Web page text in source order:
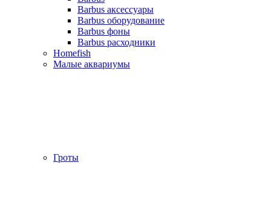
Barbus аксессуары
Barbus оборудование
Barbus фоны
Barbus расходники
Homefish
Малые аквариумы
Гроты